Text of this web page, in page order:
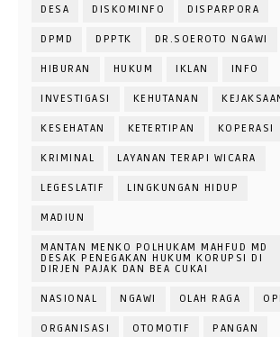
DESA DISKOMINFO DISPARPORA
DPMD DPPTK DR.SOEROTO NGAWI
HIBURAN HUKUM IKLAN INFO
INVESTIGASI KEHUTANAN
KESEHATAN KETERTIPAN KOPERASI
KRIMINAL LAYANAN TERAPI WICARA
LEGESLATIF LINGKUNGAN HIDUP
MADIUN
MANTAN MENKO POLHUKAM MAHFUD MD
DESAK PENEGAKAN HUKUM KORUPSI DI
DIRJEN PAJAK DAN BEA CUKAI
NASIONAL NGAWI OLAH RAGA
ORGANISASI OTOMOTIF PANGAN